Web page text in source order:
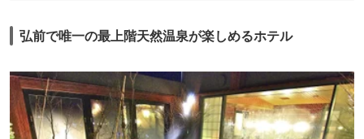
弘前で唯一の最上階天然温泉が楽しめるホテル